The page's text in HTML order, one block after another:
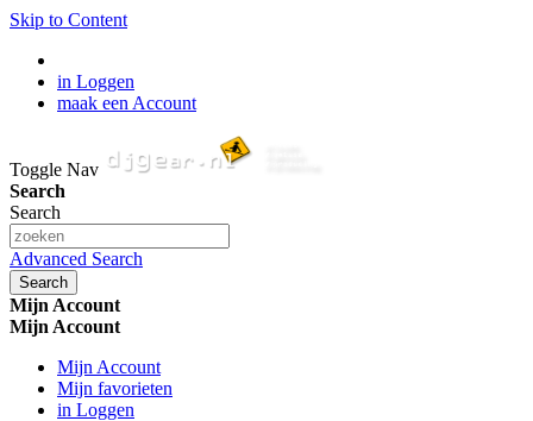
Skip to Content
in Loggen
maak een Account
Toggle Nav
Search
Search
Advanced Search
Search
Mijn Account
Mijn Account
Mijn Account
Mijn favorieten
in Loggen